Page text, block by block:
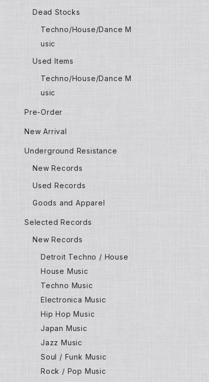
Dead Stocks
Techno/House/Dance M
usic
Used Items
Techno/House/Dance M
usic
Pre-Order
New Arrival
Underground Resistance
New Records
Used Records
Goods and Apparel
Selected Records
New Records
Detroit Techno / House
House Music
Techno Music
Electronica Music
Hip Hop Music
Japan Music
Jazz Music
Soul / Funk Music
Rock / Pop Music